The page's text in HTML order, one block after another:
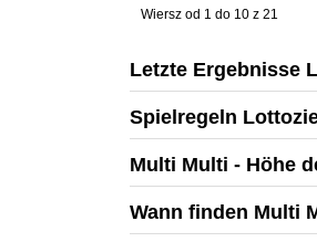
Wiersz od 1 do 10 z 21
Letzte Ergebnisse
Spielregeln
Multi Multi - Höhe
Wann finden Multi